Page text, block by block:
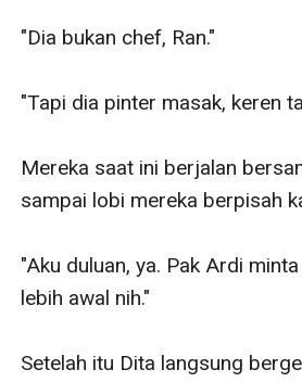
"Dia bukan chef, Ran."
"Tapi dia pinter masak, keren
Mereka saat ini berjalan
sampai lobi mereka berpisah
"Aku duluan, ya. Pak Ardi
lebih awal nih."
Setelah itu Dita langsung